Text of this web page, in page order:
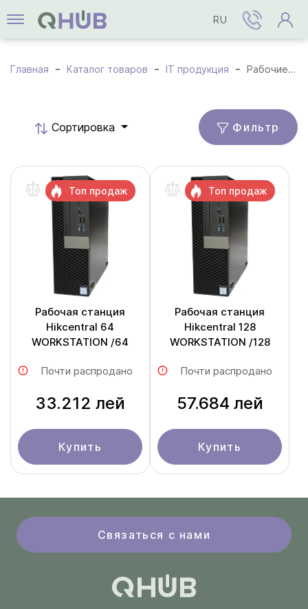
RU
Главная Каталог товаров IT продукция Рабочие станции
Cортировка Фильтр
Рабочая станция
Hikcentral 64
WORKSTATION /64
Почти распродано
33.212 лей
Купить
Топ продаж
Рабочая станция
Hikcentral 128
WORKSTATION /128
Почти распродано
57.684 лей
Купить
Топ продаж
Связаться с нами